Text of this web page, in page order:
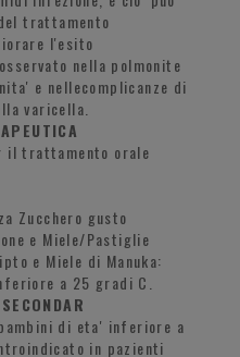
trattamento
l'esito
nella polmonite
e nellecomplicanze di
varicella.
il trattamento orale
Zucchero gusto
e Miele/Pastiglie
e Miele di Manuka:
a 25 gradi C.
di eta' inferiore a
in pazienti